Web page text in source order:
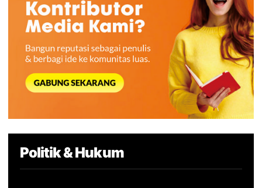
Politik & Hukum